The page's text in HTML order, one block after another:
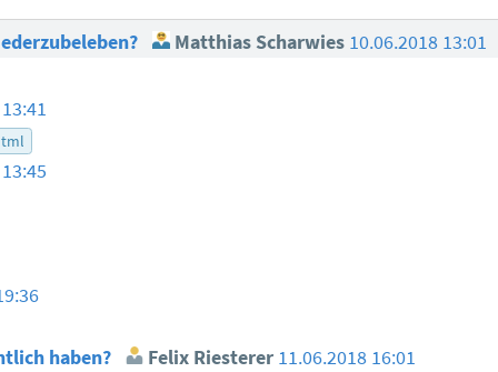
Matthias Scharwies 10.06.2018 13:01
haben? Felix Riesterer 11.06.2018 16:01